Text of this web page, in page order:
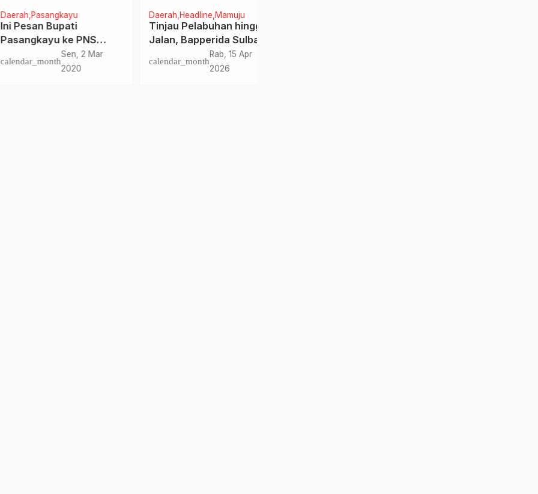
Headline Mamuju
Pelabuhan hingga
Bapperida Sulbar
Program
Tepat
Rab, 15 Apr
2026
Pemerintahan
PUPR Sulbar Hadiri Rakor
Lintas Sektor Perubahan
RTRW Sulawesi Barat di
Jakarta, Kadis Surya
calendar_month
Kam, 11 Des
2025